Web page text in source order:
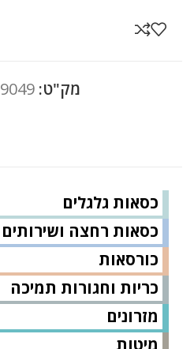
כסאות גלגלים
כסאות רחצה ושירותים
כורסאות
כריות וחגורות תמיכה
מזרונים
מיטות
מק"ט: 9049